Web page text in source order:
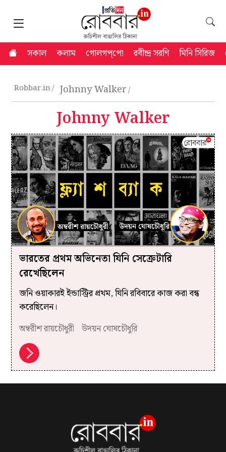
সকাল কলাম গোলগপ্‌পো রবীন্দ্র সরণি মিনি সিরিজ
Robbar.in Johnny Walker
Johnny Walker
ভারতের প্রথম অভিনেতা যিনি সেক্রেটারি
রেখেছিলেন
জনি ওয়াকারই ইন্ডাস্ট্রির প্রথম, যিনি রবিবারে কাজ করা বন্ধ
করেছিলেন।
অম্বরীশ রায়চৌধুরী উদয়ন ঘোষচৌধুরি